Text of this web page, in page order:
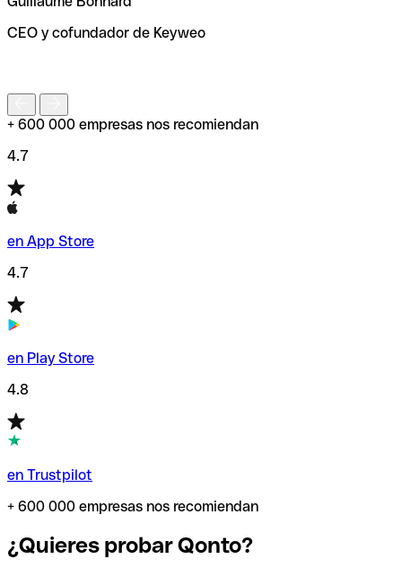
de enviar tu transferencia.
CEO y cofundador de Keyweo
+ 600 000 empresas nos recomiendan
4.7
en App Store
4.7
en Play Store
4.8
en Trustpilot
+ 600 000 empresas nos recomiendan
¿Quieres probar Qonto?